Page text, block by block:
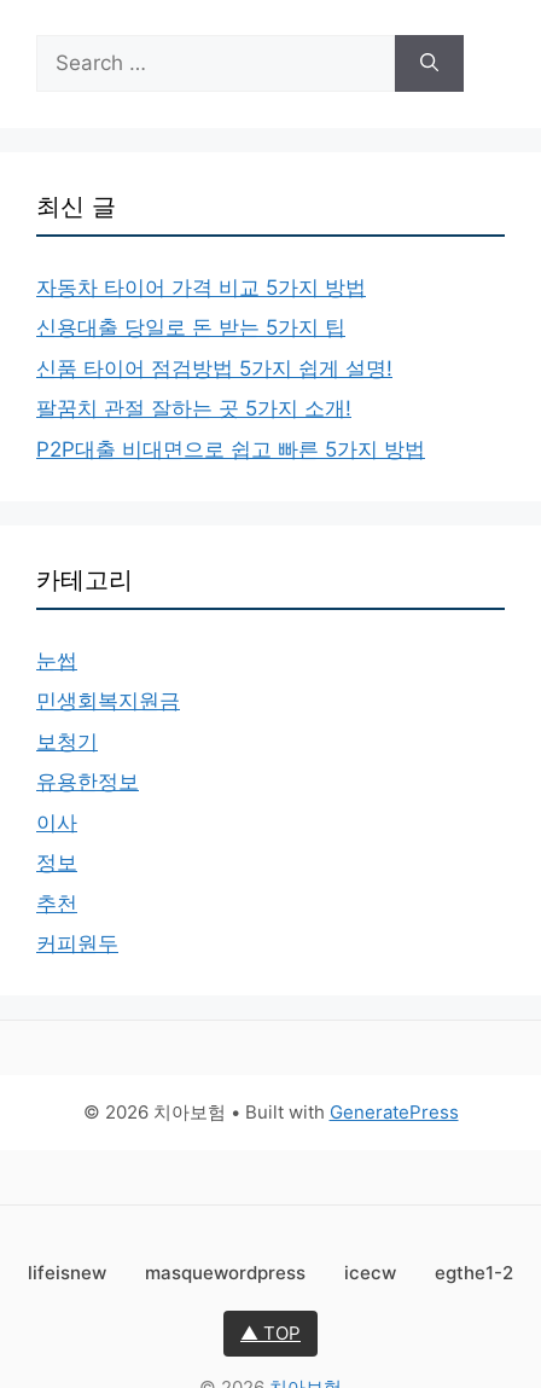
for:
최신 글
자동차 타이어 가격 비교 5가지 방법
신용대출 당일로 돈 받는 5가지 팁
신품 타이어 점검방법 5가지 쉽게 설명!
팔꿈치 관절 잘하는 곳 5가지 소개!
P2P대출 비대면으로 쉽고 빠른 5가지 방법
카테고리
눈썹
민생회복지원금
보청기
유용한정보
이사
정보
추천
커피원두
© 2026 치아보험 • Built with GeneratePress
lifeisnew masquewordpress icecw egthe1-2
▲ TOP